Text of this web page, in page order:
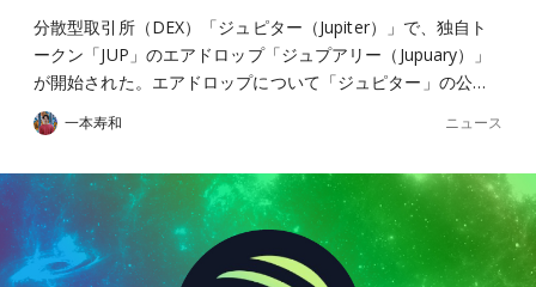
分散型取引所（DEX）「ジュピター（Jupiter）」で、独自ト
ークン「JUP」のエアドロップ「ジュプアリー（Jupuary）」
が開始された。エアドロップについて「ジュピター」の公…
一本寿和 ニュース